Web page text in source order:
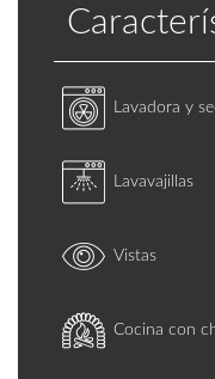
Lavadora y
Lavavajillas
Vistas
Cocina con